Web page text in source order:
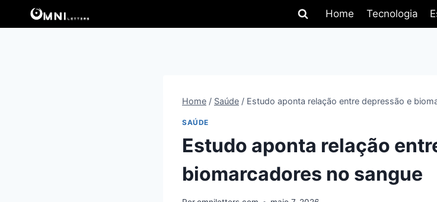
Home Tecnologia
Home / Saúde / Estudo aponta relação entre depressão e
SAÚDE
Estudo aponta relação
biomarcadores no sangue